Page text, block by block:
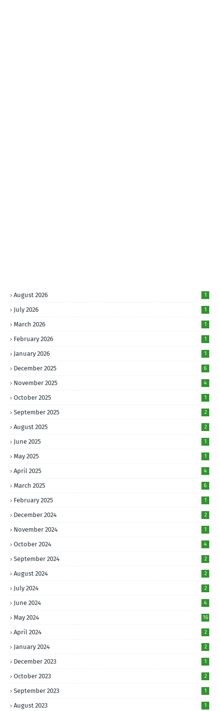
August 2026 1
July 2026 1
March 2026 1
February 2026 1
January 2026 1
December 2025 6
November 2025 4
October 2025 1
September 2025 2
August 2025 2
June 2025 1
May 2025 1
April 2025 4
March 2025 6
February 2025 1
December 2024 2
November 2024 1
October 2024 4
September 2024 2
August 2024 2
July 2024 2
June 2024 4
May 2024 16
April 2024 2
January 2024 2
December 2023 1
October 2023 2
September 2023 1
August 2023 1